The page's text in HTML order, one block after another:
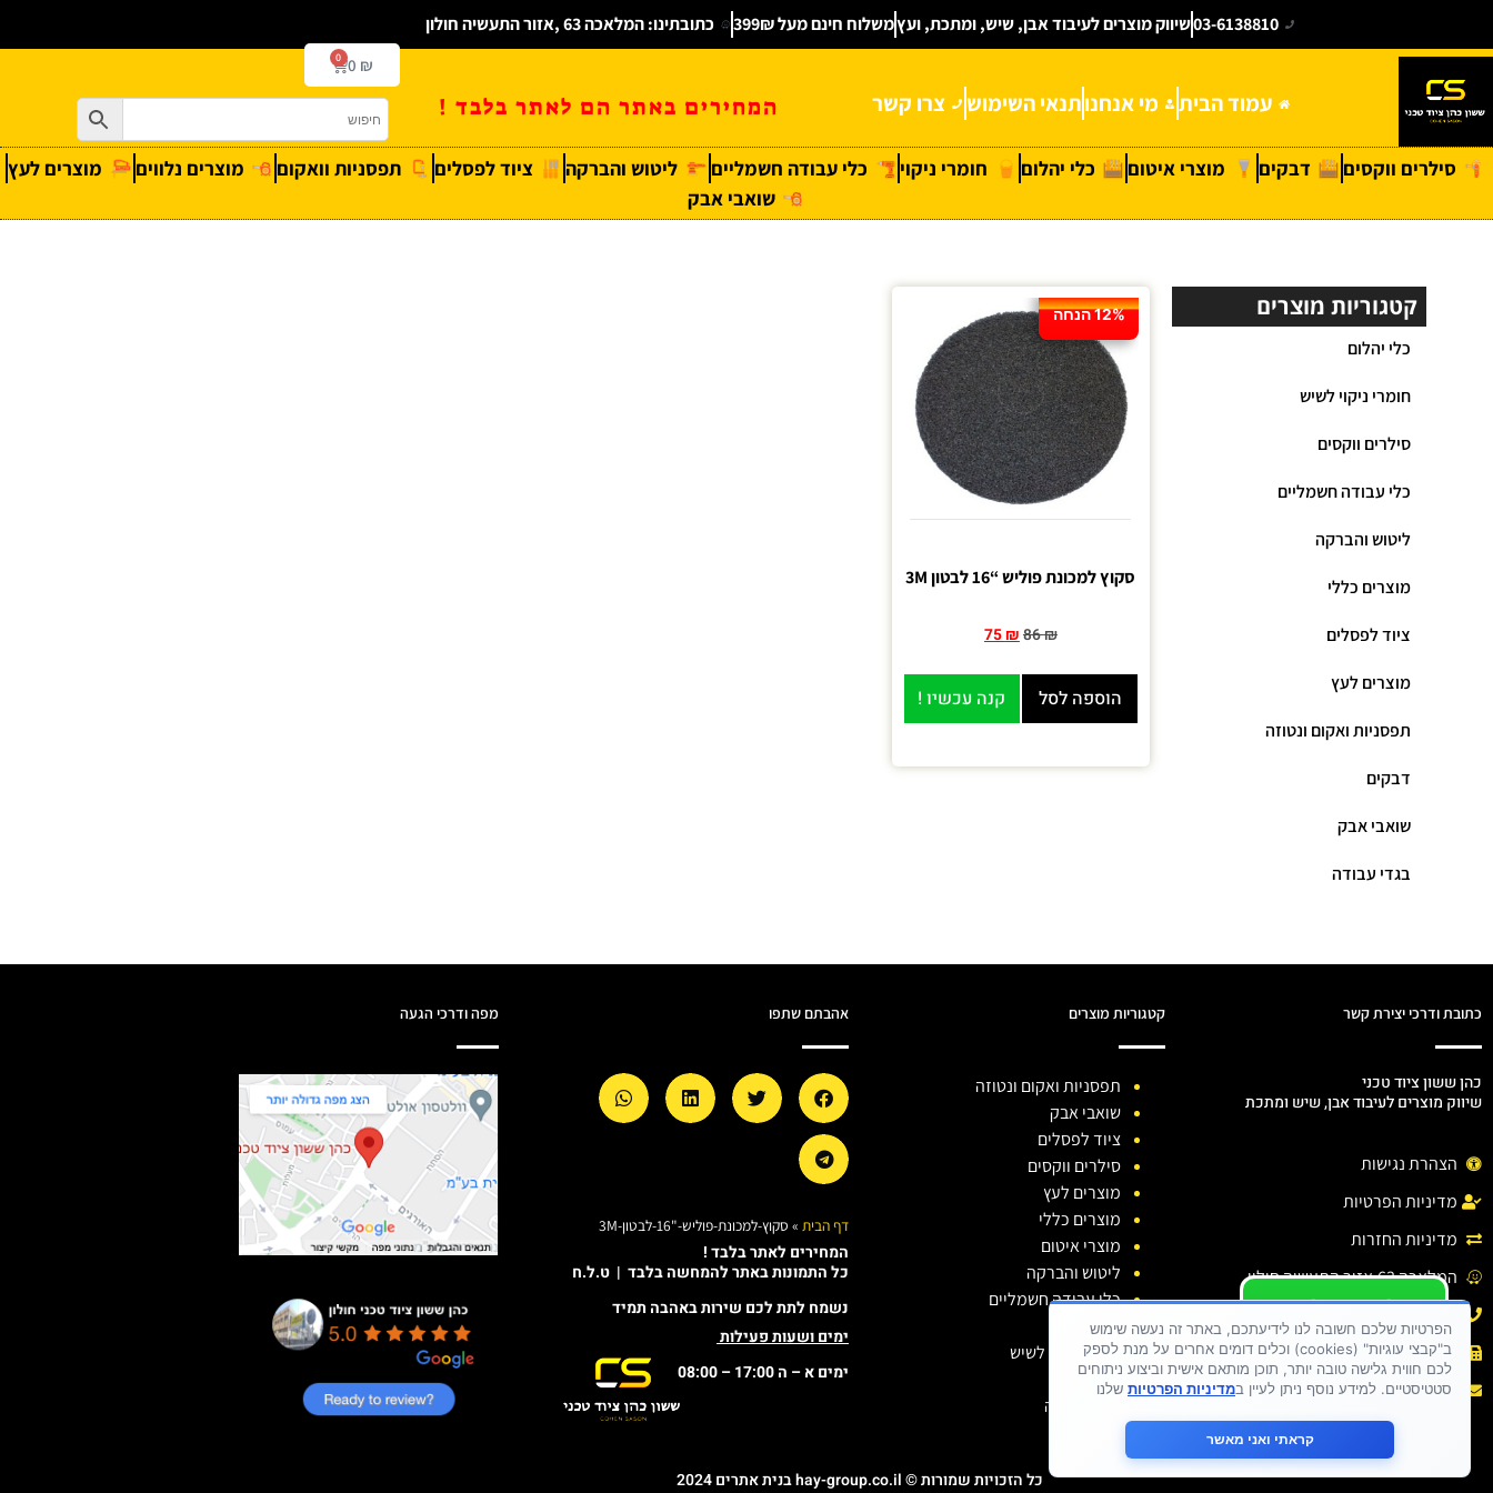
03-6138810שיווק מוצרים לעיבוד אבן, שיש, ומתכת, ועץמשלוח חינם מעל 399₪ כתובתינו: המלאכה 63 ,אזור התעשיה חולון
עמוד הבית מי אנחנותנאי השימוש צרו קשר המחירים באתר הם לאתר בלבד !
0 ₪
0
סילרים ווקסים דבקים מוצרי איטום כלי יהלום חומרי ניקוי כלי עבודה חשמליים ליטוש והברקה ציוד לפסלים תפסניות וואקום מוצרים נלווים
מוצרים לעץ
שואבי אבק
קטגוריות מוצרים
כלי יהלום
חומרי ניקוי לשיש
סילרים ווקסים
כלי עבודה חשמליים
ליטוש והברקה
מוצרים כללי
ציוד לפסלים
מוצרים לעץ
תפסניות ואקום ונטוזה
דבקים
שואבי אבק
בגדי עבודה
12% הנחה
סקוץ למכונת פוליש “16 לבטון 3M
86₪
75₪
הוספה לסל קנה עכשיו !
כתובת ודרכי יצירת קשר
כהן ששון ציוד טכני
שיווק מוצרים לעיבוד אבן, שיש ומתכת
הצהרת נגישות
מדיניות הפרטיות
מדיניות החזרות
המלאכה 63,אזור התעשיה חולון.
פקס : 03-6138810
אימייל :sason.cohen26@gmail.com
קטגוריות מוצרים
תפסניות ואקום ונטוזה
שואבי אבק
ציוד לפסלים
סילרים ווקסים
מוצרים לעץ
מוצרים כללי
מוצרי איטום
ליטוש והברקה
כלי עבודה חשמליים
כלי יהלום
חומרי ניקוי לשיש
דבקים
בגדי עבודה
אהבתם שתפו
דף הבית » סקוץ-למכונת-פוליש-"16-לבטון-3M
המחירים לאתר בלבד !
כל התמונות באתר להמחשה בלבד | ט.ל.ח
נשמח לתת לכם שירות באהבה תמיד
ימים ושעות פעילות
ימים א – ה 17:00 – 08:00
מפה ודרכי הגעה
יש לכם שאלה ?
יש לכם בעיה ?
כתבו לנו
כל הזכויות שמורות © hay-group.co.il בנית אתרים 2024
הפרטיות שלכם חשובה לנו לידיעתכם, באתר זה נעשה שימוש
ב"קבצי עוגיות" (cookies) וכלים דומים אחרים על מנת לספק
לכם חווית גלישה טובה יותר, תוכן מותאם אישית וביצוע ניתוחים
סטטיסטיים. למידע נוסף ניתן לעיין במדיניות הפרטיות שלנו
קראתי ואני מאשר